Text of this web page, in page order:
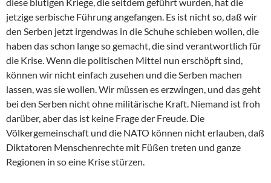
jetzige serbische Führung angefangen. Es ist nicht so, daß wir
den Serben jetzt irgendwas in die Schuhe schieben wollen, die
haben das schon lange so gemacht, die sind verantwortlich für
die Krise. Wenn die politischen Mittel nun erschöpft sind,
können wir nicht einfach zusehen und die Serben machen
lassen, was sie wollen. Wir müssen es erzwingen, und das geht
bei den Serben nicht ohne militärische Kraft. Niemand ist froh
darüber, aber das ist keine Frage der Freude. Die
Völkergemeinschaft und die NATO können nicht erlauben, daß
Diktatoren Menschenrechte mit Füßen treten und ganze
Regionen in so eine Krise stürzen.